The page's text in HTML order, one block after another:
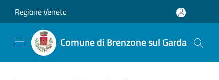
Regione Veneto
Comune di Brenzone sul Garda